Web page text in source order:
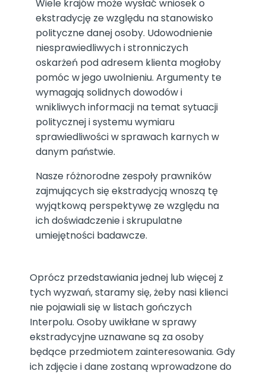
Wiele krajów może wysłać wniosek o
ekstradycję ze względu na stanowisko
polityczne danej osoby. Udowodnienie
niesprawiedliwych i stronniczych
oskarżeń pod adresem klienta mogłoby
pomóc w jego uwolnieniu. Argumenty te
wymagają solidnych dowodów i
wnikliwych informacji na temat sytuacji
politycznej i systemu wymiaru
sprawiedliwości w sprawach karnych w
danym państwie.
Nasze różnorodne zespoły prawników
zajmujących się ekstradycją wnoszą tę
wyjątkową perspektywę ze względu na
ich doświadczenie i skrupulatne
umiejętności badawcze.
Oprócz przedstawiania jednej lub więcej z
tych wyzwań, staramy się, żeby nasi klienci
nie pojawiali się w listach gończych
Interpolu. Osoby uwikłane w sprawy
ekstradycyjne uznawane są za osoby
będące przedmiotem zainteresowania. Gdy
ich zdjęcie i dane zostaną wprowadzone do